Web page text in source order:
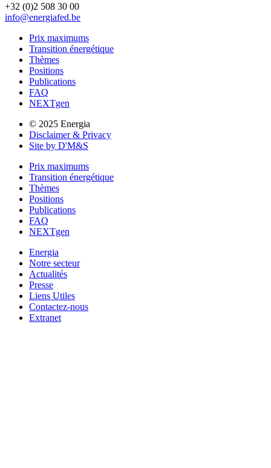
+32 (0)2 508 30 00
info@energiafed.be
Prix maximums
Transition énergétique
Thèmes
Positions
Publications
FAQ
NEXTgen
© 2025 Energia
Disclaimer & Privacy
Site by D'M&S
Prix maximums
Transition énergétique
Thèmes
Positions
Publications
FAQ
NEXTgen
Energia
Notre secteur
Actualités
Presse
Liens Utiles
Contactez-nous
Extranet